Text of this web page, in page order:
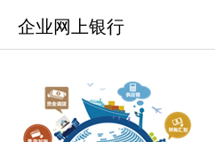
企业网上银行